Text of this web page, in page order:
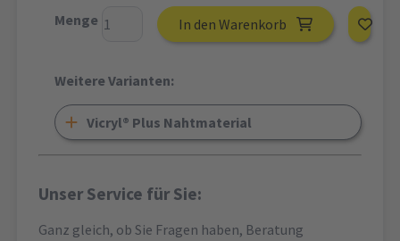
Menge In den Warenkorb
Weitere Varianten:
Vicryl® Plus Nahtmaterial
Unser Service für Sie:
Ganz gleich, ob Sie Fragen haben, Beratung